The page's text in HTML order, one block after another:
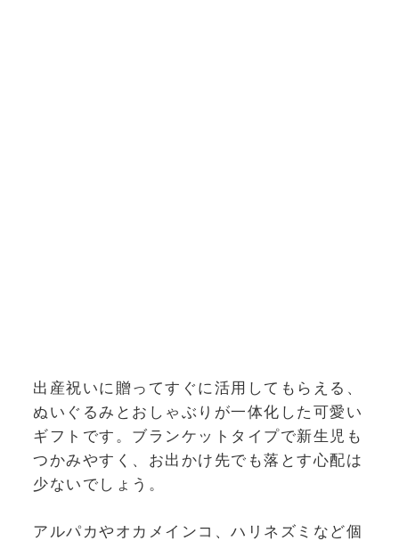
出産祝いに贈ってすぐに活用してもらえる、
ぬいぐるみとおしゃぶりが一体化した可愛い
ギフトです。ブランケットタイプで新生児も
つかみやすく、お出かけ先でも落とす心配は
少ないでしょう。
アルパカやオカメインコ、ハリネズミなど個